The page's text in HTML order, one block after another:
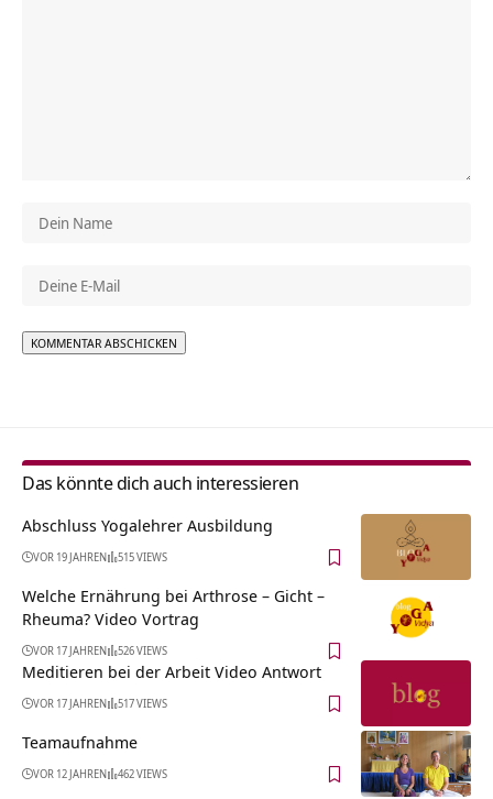
Das könnte dich auch interessieren
Abschluss Yogalehrer Ausbildung
VOR 19 JAHREN 515 VIEWS
Welche Ernährung bei Arthrose – Gicht –
Rheuma? Video Vortrag
VOR 17 JAHREN 526 VIEWS
Meditieren bei der Arbeit Video Antwort
VOR 17 JAHREN 517 VIEWS
Teamaufnahme
VOR 12 JAHREN 462 VIEWS